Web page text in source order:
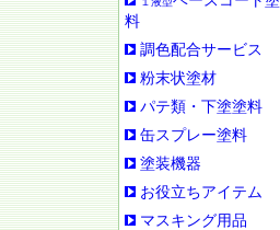
料
調色配合サービス
粉末状塗材
パテ類・下塗塗料
缶スプレー塗料
塗装機器
お役立ちアイテム
マスキング用品